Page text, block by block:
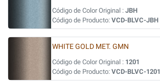
Código de Color Original : JBH
Código de Producto: VCD-BLVC-JBH
WHITE GOLD MET. GMN
Código de Color Original : 1201
Código de Producto: VCD-BLVC-1201